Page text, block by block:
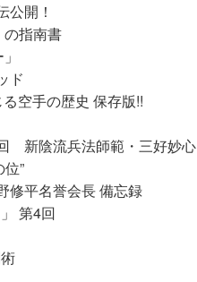
開！
指南書
ド
空手の歴史 保存版!!
新陰流兵法師範・三好妙心
”
平名誉会長 備忘録
第4回